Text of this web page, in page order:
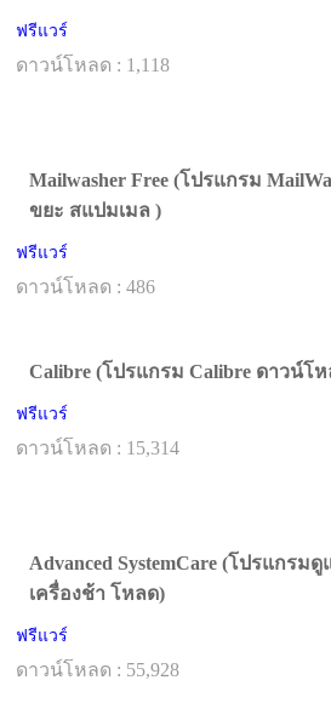
ฟรีแวร์
ดาวน์โหลด : 1,118
Mailwasher Free (โปรแกรม
ขยะ สแปมเมล )
ฟรีแวร์
ดาวน์โหลด : 486
Calibre (โปรแกรม Calibre ดาวน์โ
ฟรีแวร์
ดาวน์โหลด : 15,314
Advanced SystemCare (โปรแกรม
เครื่องช้า โหลด)
ฟรีแวร์
ดาวน์โหลด : 55,928